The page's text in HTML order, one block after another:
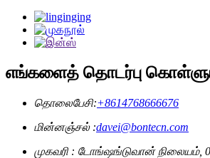
எங்களைத் தொடர்பு
தொலைபேசி:+8614768666676
மின்னஞ்சல் :davei@bontecn.com
முகவரி : டோங்ஷங்டுவான் நிலையம்,